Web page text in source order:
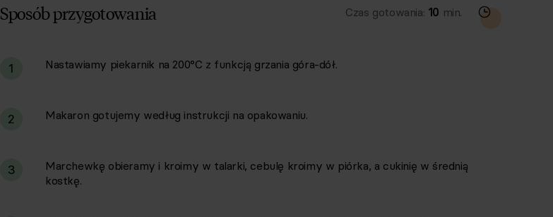
Sposób przygotowania Czas gotowania: 10 min.
1 Nastawiamy piekarnik na 200°C z funkcją grzania góra-dół.
2 Makaron gotujemy według instrukcji na opakowaniu.
3
Marchewkę obieramy i kroimy w talarki, cebulę kroimy w piórka, a cukinię w średnią
kostkę.